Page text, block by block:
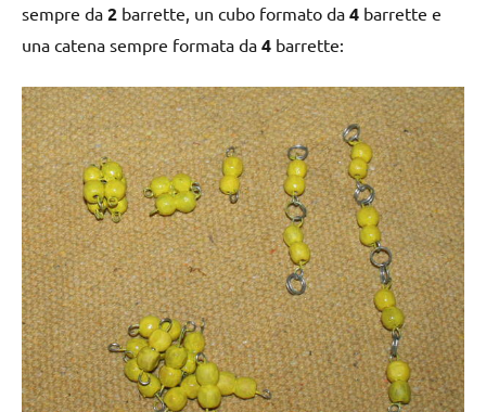
sempre da 2 barrette, un cubo formato da 4 barrette e
una catena sempre formata da 4 barrette: